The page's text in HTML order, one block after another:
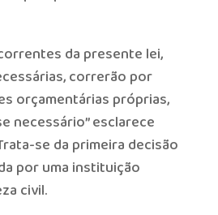
da presente lei,
correrão por
orçamentárias próprias,
necessário” esclarece
se da primeira decisão
por uma instituição
civil.